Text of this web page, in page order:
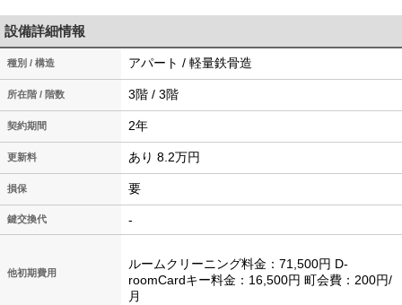
設備詳細情報
種別 / 構造 アパート / 軽量鉄骨造
所在階 / 階数 3階 / 3階
契約期間 2年
更新料 あり 8.2万円
損保 要
鍵交換代 -
他初期費用
ルームクリーニング料金：71,500円 D-
roomCardキー料金：16,500円 町会費：200円/
月